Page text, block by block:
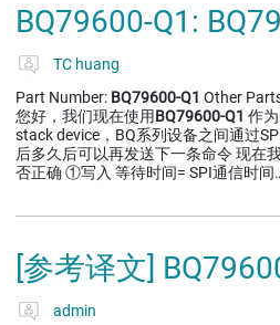
BQ79600-Q1:
TC huang
Part Number: BQ79600-Q1 Other
您好，我们现在使用BQ79600-Q1 作
stack device，BQ系列设备之间通过
后多久后可以再发送下一条命令 现在
否正确 ①写入 等待时间= SPI通信时间
[参考译文]
admin